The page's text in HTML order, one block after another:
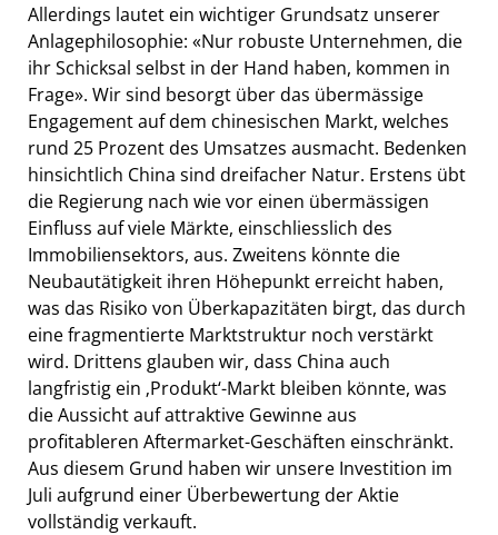
Allerdings lautet ein wichtiger Grundsatz unserer
Anlagephilosophie: «Nur robuste Unternehmen, die
ihr Schicksal selbst in der Hand haben, kommen in
Frage». Wir sind besorgt über das übermässige
Engagement auf dem chinesischen Markt, welches
rund 25 Prozent des Umsatzes ausmacht. Bedenken
hinsichtlich China sind dreifacher Natur. Erstens übt
die Regierung nach wie vor einen übermässigen
Einfluss auf viele Märkte, einschliesslich des
Immobiliensektors, aus. Zweitens könnte die
Neubautätigkeit ihren Höhepunkt erreicht haben,
was das Risiko von Überkapazitäten birgt, das durch
eine fragmentierte Marktstruktur noch verstärkt
wird. Drittens glauben wir, dass China auch
langfristig ein ‚Produkt‘-Markt bleiben könnte, was
die Aussicht auf attraktive Gewinne aus
profitableren Aftermarket-Geschäften einschränkt.
Aus diesem Grund haben wir unsere Investition im
Juli aufgrund einer Überbewertung der Aktie
vollständig verkauft.